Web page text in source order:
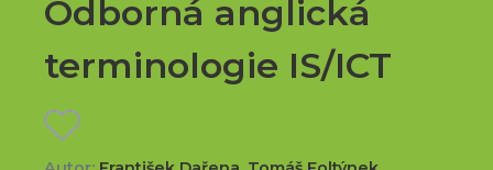
Odborná anglická
terminologie IS/ICT